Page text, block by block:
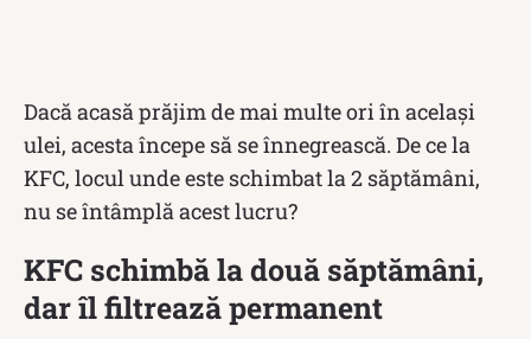
Dacă acasă prăjim de mai multe ori în același
ulei, acesta începe să se înnegrească. De ce la
KFC, locul unde este schimbat la 2 săptămâni,
nu se întâmplă acest lucru?
KFC schimbă la două săptămâni,
dar îl filtrează permanent